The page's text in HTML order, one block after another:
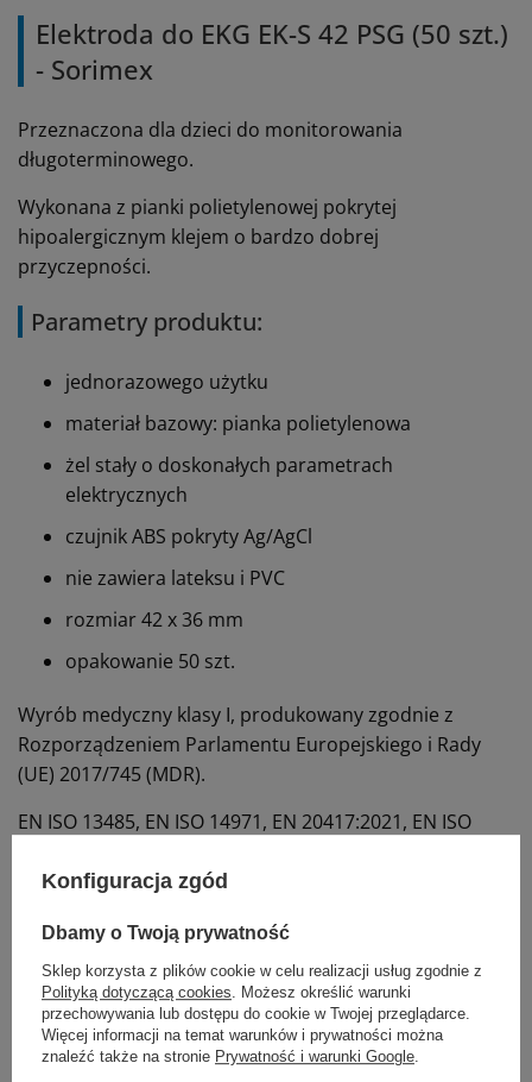
Elektroda do EKG EK-S 42 PSG (50 szt.)
- Sorimex
Przeznaczona dla dzieci do monitorowania
długoterminowego.
Wykonana z pianki polietylenowej pokrytej
hipoalergicznym klejem o bardzo dobrej
przyczepności.
Parametry produktu:
jednorazowego użytku
materiał bazowy: pianka polietylenowa
żel stały o doskonałych parametrach
elektrycznych
czujnik ABS pokryty Ag/AgCl
nie zawiera lateksu i PVC
rozmiar 42 x 36 mm
opakowanie 50 szt.
Wyrób medyczny klasy I, produkowany zgodnie z
Rozporządzeniem Parlamentu Europejskiego i Rady
(UE) 2017/745 (MDR).
EN ISO 13485, EN ISO 14971, EN 20417:2021, EN ISO
Marka Sorimex
REF EK-S 42 PSG
Badanie EKG
Konfiguracja zgód
Dbamy o Twoją prywatność
Sklep korzysta z plików cookie w celu realizacji usług zgodnie z
Polityką dotyczącą cookies . Możesz określić warunki
przechowywania lub dostępu do cookie w Twojej przeglądarce.
Więcej informacji na temat warunków i prywatności można
znaleźć także na stronie Prywatność i warunki Google